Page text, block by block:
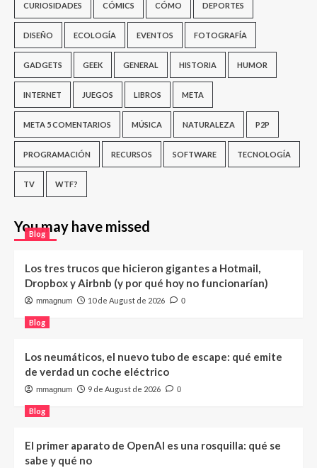
CURIOSIDADES CÓMICS CÓMO DEPORTES
DISEÑO ECOLOGÍA EVENTOS FOTOGRAFÍA
GADGETS GEEK GENERAL HISTORIA HUMOR
INTERNET JUEGOS LIBROS META
META 5 COMENTARIOS MÚSICA NATURALEZA P2P
PROGRAMACIÓN RECURSOS SOFTWARE TECNOLOGÍA
TV WTF?
You may have missed
Blog
Los tres trucos que hicieron gigantes a Hotmail,
Dropbox y Airbnb (y por qué hoy no funcionarían)
mmagnum 10 de August de 2026 0
Blog
Los neumáticos, el nuevo tubo de escape: qué emite
de verdad un coche eléctrico
mmagnum 9 de August de 2026 0
Blog
El primer aparato de OpenAI es una rosquilla: qué se
sabe y qué no